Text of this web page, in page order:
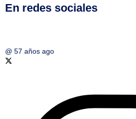
En redes sociales
@ 57 años ago